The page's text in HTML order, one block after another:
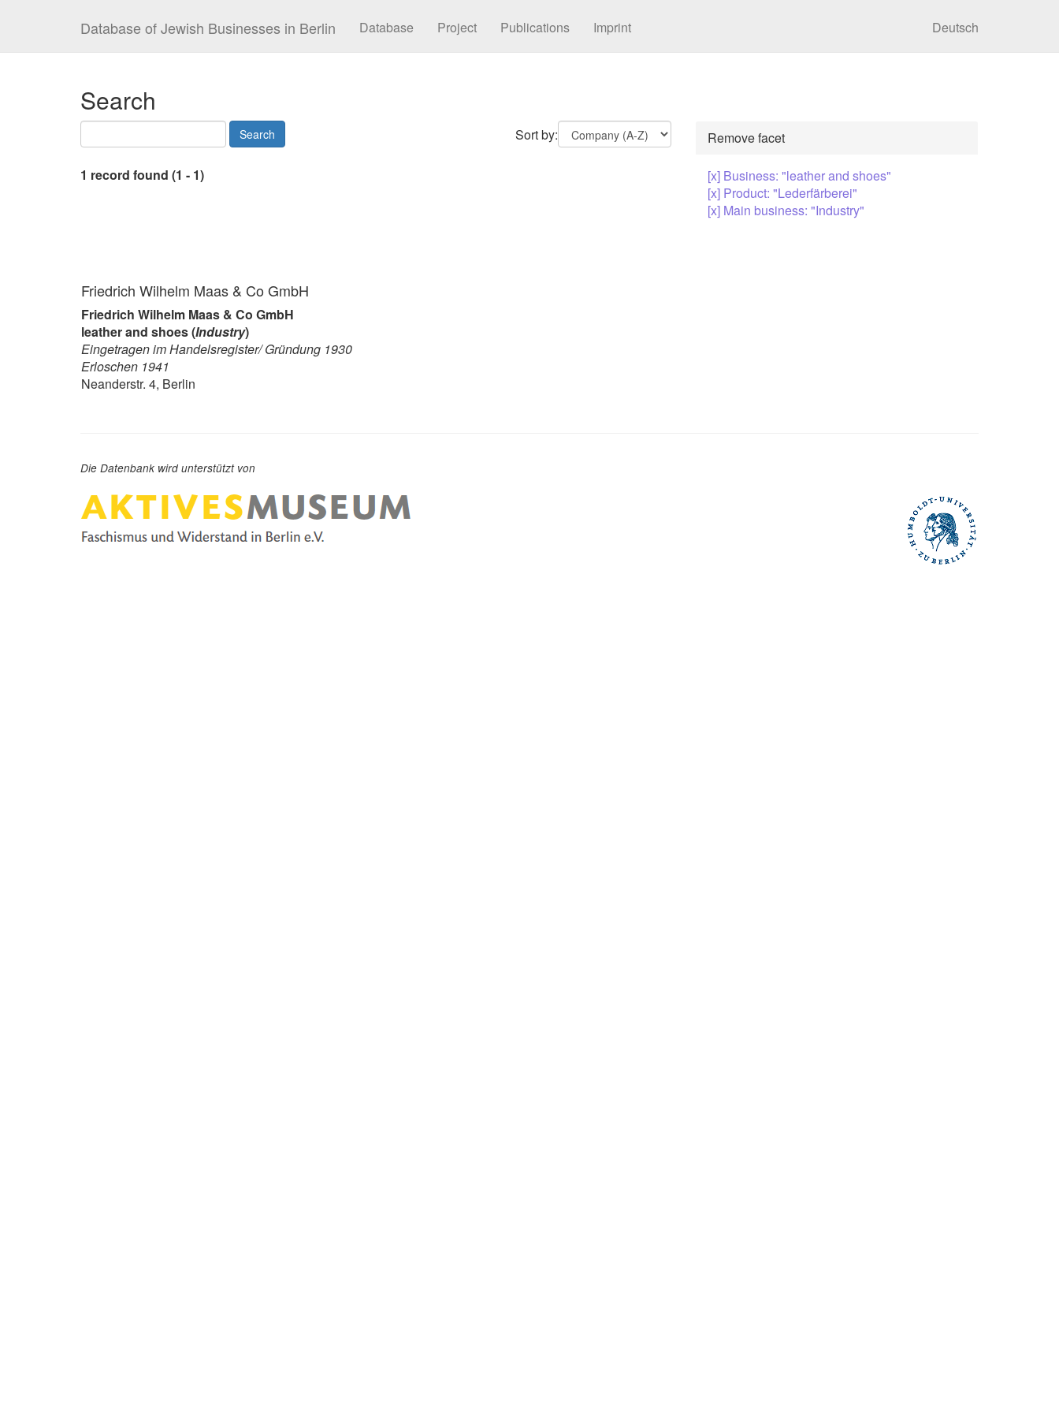
Database of Jewish Businesses in Berlin Database Project Publications Imprint Deutsch
Search
Sort by:
1 record found (1 - 1)
Remove facet
[x] Business: "leather and shoes"
[x] Product: "Lederfärberei"
[x] Main business: "Industry"
Friedrich Wilhelm Maas & Co GmbH
Friedrich Wilhelm Maas & Co GmbH
leather and shoes (Industry)
Eingetragen im Handelsregister/ Gründung 1930
Erloschen 1941
Neanderstr. 4, Berlin
Die Datenbank wird unterstützt von